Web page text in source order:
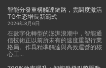
智能分發重構觸達鏈路，雲調度激活
TG生态增長新範式
2026年8月6日
在數字化轉型的澎湃浪潮中，智能通
信技術正以前所未有的速度重塑行業
格局。作爲精準觸達與高效運營的核
心工...